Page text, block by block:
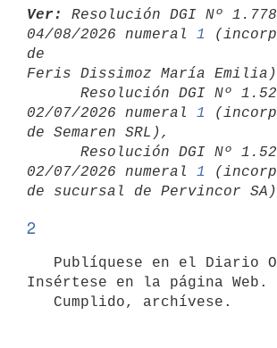
Ver:
Resolución DGI Nº
04/08/2026 numeral 1
de
Feris Dissimoz María
02/07/2026 numeral 1
de Semaren SRL),
02/07/2026 numeral 1
2
Insértese en la página Web.